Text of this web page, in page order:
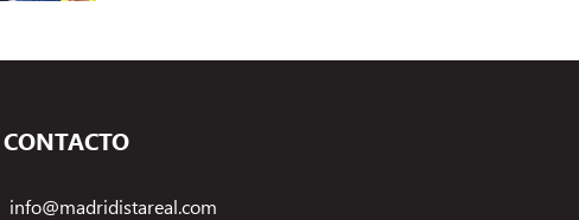
CONTACTO
info@madridistareal.com